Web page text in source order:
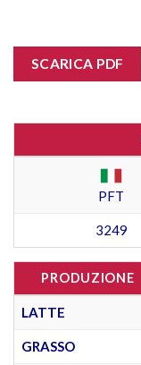
SCARICA PDF
PFT
3249
PRODUZIONE
LATTE
GRASSO